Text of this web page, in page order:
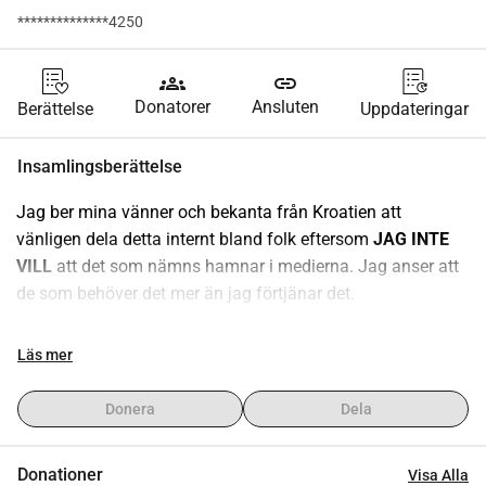
**************4250
Berättelse
groups
Donatorer
link
Ansluten Uppdateringar
Insamlingsberättelse
Jag ber mina vänner och bekanta från Kroatien att
vänligen dela detta internt bland folk eftersom JAG INTE
VILL att det som nämns hamnar i medierna. Jag anser att
de som behöver det mer än jag förtjänar det.
Min berättelse
Hej, jag heter Željka. Jag är 36 år gammal och bor i den
vackra staden Dubrovnik, Kroatien.
Läs mer
Donera Dela
Donationer Visa Alla